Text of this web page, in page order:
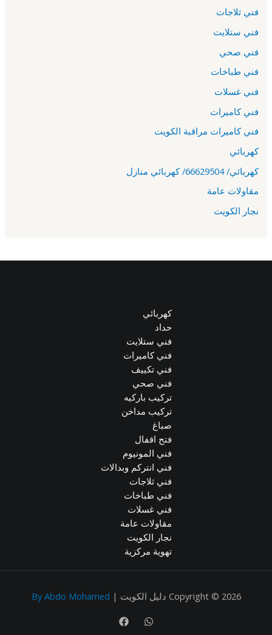
فني ثلاجات
فني ستلايت
فني صحي
فني طباخات
فني غسلات
فني كاميرات
فني كاميرات مراقبة الكويت
كهربائي
كهربائي/ 66629504/ كهربائي منازل
مقاولات عامة
نجار الكويت
كهربائي
حداد
فني ستلايت
فني كاميرات
فني تكييف
فني صحي
تركيب باركيه
تركيب مداخن
صباغ
فتح اقفال
فني المونيوم
فني انتركم وبدالات
فني ثلاجات
فني طباخات
فني غسلات
مقاولات عامة
نجار الكويت
تهوية مركزية
Copyright © 2026 دليل الكويت | By Abdo Mohamed